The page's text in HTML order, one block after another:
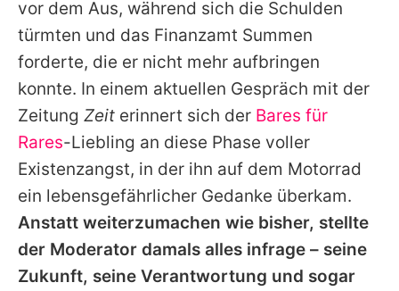
Nutzungsbedingungen
Utiq verwalten
vor dem Aus, während sich die Schulden
türmten und das Finanzamt Summen
forderte, die er nicht mehr aufbringen
konnte. In einem aktuellen Gespräch mit der
Zeitung Zeit erinnert sich der Bares für
Rares-Liebling an diese Phase voller
Existenzangst, in der ihn auf dem Motorrad
ein lebensgefährlicher Gedanke überkam.
Anstatt weiterzumachen wie bisher, stellte
der Moderator damals alles infrage – seine
Zukunft, seine Verantwortung und sogar